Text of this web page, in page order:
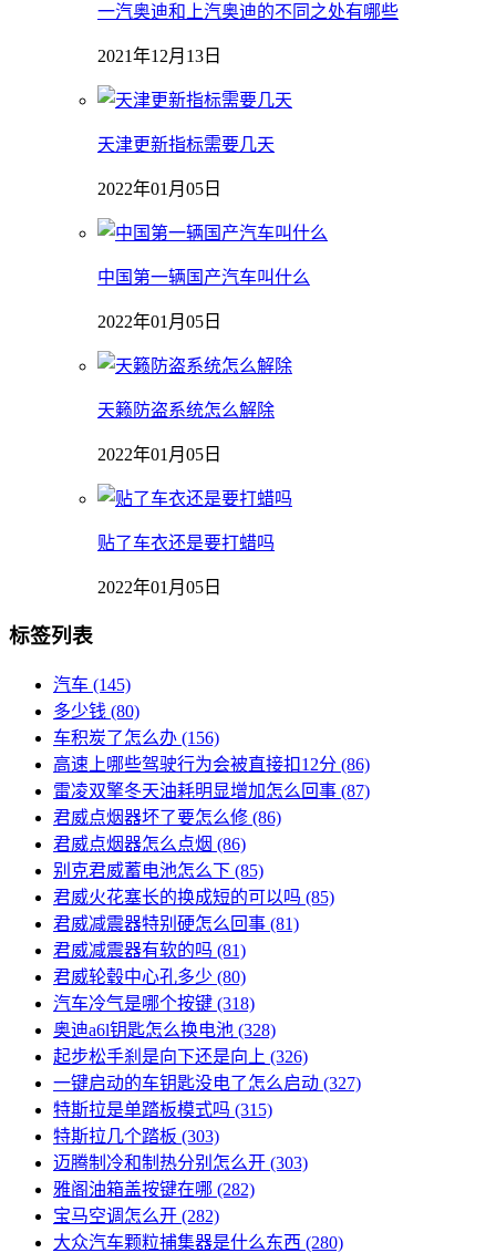
一汽奥迪和上汽奥迪的不同之处有哪些
2021年12月13日
天津更新指标需要几天
2022年01月05日
中国第一辆国产汽车叫什么
2022年01月05日
天籁防盗系统怎么解除
2022年01月05日
贴了车衣还是要打蜡吗
2022年01月05日
标签列表
汽车 (145)
多少钱 (80)
车积炭了怎么办 (156)
高速上哪些驾驶行为会被直接扣12分 (86)
雷凌双擎冬天油耗明显增加怎么回事 (87)
君威点烟器坏了要怎么修 (86)
君威点烟器怎么点烟 (86)
别克君威蓄电池怎么下 (85)
君威火花塞长的换成短的可以吗 (85)
君威减震器特别硬怎么回事 (81)
君威减震器有软的吗 (81)
君威轮毂中心孔多少 (80)
汽车冷气是哪个按键 (318)
奥迪a6l钥匙怎么换电池 (328)
起步松手刹是向下还是向上 (326)
一键启动的车钥匙没电了怎么启动 (327)
特斯拉是单踏板模式吗 (315)
特斯拉几个踏板 (303)
迈腾制冷和制热分别怎么开 (303)
雅阁油箱盖按键在哪 (282)
宝马空调怎么开 (282)
大众汽车颗粒捕集器是什么东西 (280)